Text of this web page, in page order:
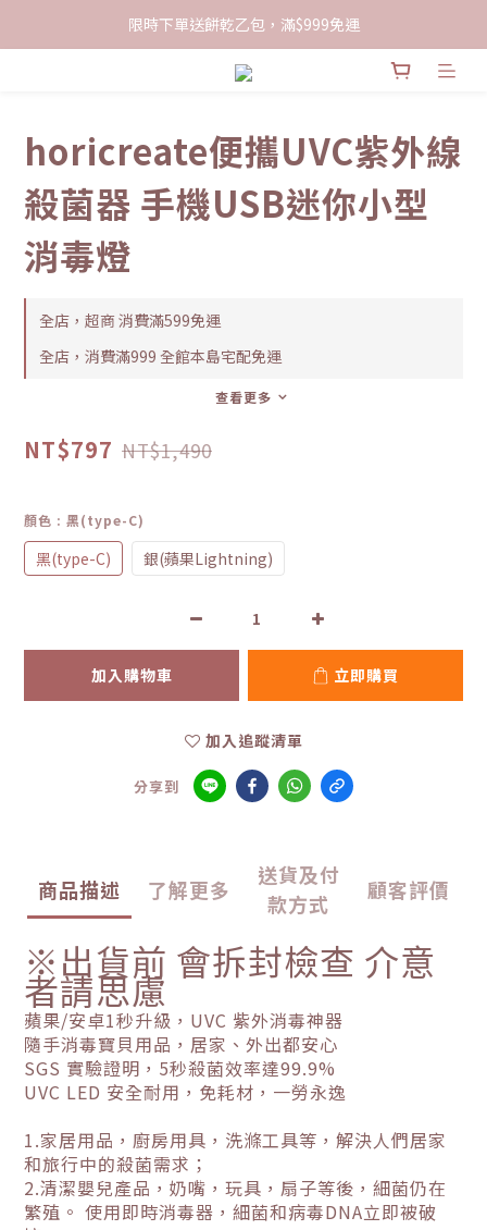
限時下單送餅乾乙包，滿$999免運
限時下單送餅乾乙包，滿$999免運
加入會員領100現折購物金
horicreate便攜UVC紫外線
殺菌器 手機USB迷你小型
消毒燈
全店，超商 消費滿599免運
全店，消費滿999 全館本島宅配免運
查看更多
NT$797 NT$1,490
顏色 : 黑(type-C)
黑(type-C) 銀(蘋果Lightning)
加入購物車 立即購買
加入追蹤清單
分享到
商品描述 了解更多
送貨及付
款方式
顧客評價
※出貨前 會拆封檢查 介意
者請思慮
蘋果/安卓1秒升級，UVC 紫外消毒神器
隨手消毒寶貝用品，居家、外出都安心
SGS 實驗證明，5秒殺菌效率達99.9%
UVC LED 安全耐用，免耗材，一勞永逸
1.家居用品，廚房用具，洗滌工具等，解決人們居家
和旅行中的殺菌需求；
2.清潔嬰兒產品，奶嘴，玩具，扇子等後，細菌仍在
繁殖。 使用即時消毒器，細菌和病毒DNA立即被破